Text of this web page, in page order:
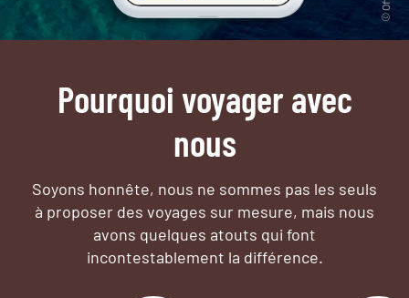
Pourquoi voyager avec
nous
Soyons honnête, nous ne sommes pas les seuls
à proposer des voyages sur mesure, mais nous
avons quelques atouts qui font
incontestablement la différence.